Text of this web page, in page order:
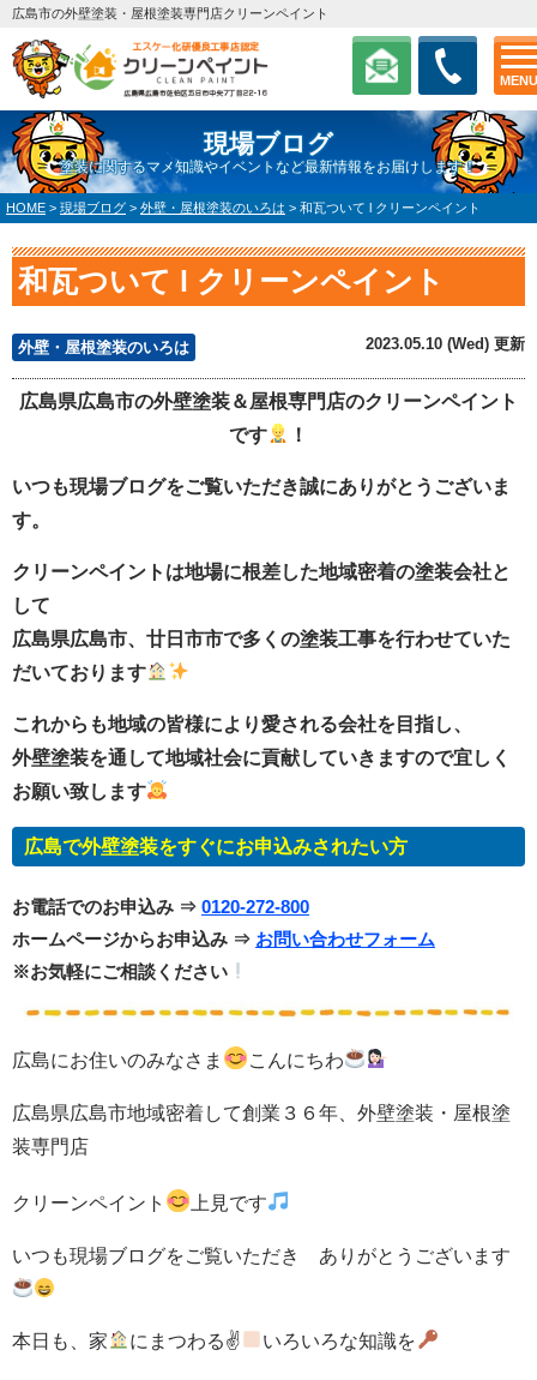
MENU
広島市の外壁塗装・屋根塗装専門店クリーンペイント
現場ブログ
塗装に関するマメ知識やイベントなど最新情報をお届けします！
HOME > 現場ブログ > 外壁・屋根塗装のいろは > 和瓦ついて l クリーンペイント
和瓦ついて l クリーンペイント
外壁・屋根塗装のいろは 2023.05.10 (Wed) 更新
広島県広島市の外壁塗装＆屋根専門店のクリーンペイント
です
！
いつも現場ブログをご覧いただき誠にありがとうございま
す。
クリーンペイントは地場に根差した地域密着の塗装会社と
して
広島県広島市、廿日市市で多くの塗装工事を行わせていた
だいております
これからも地域の皆様により愛される会社を目指し、
外壁塗装を通して地域社会に貢献していきますので宜しく
お願い致します
広島で外壁塗装をすぐにお申込みされたい方
お電話でのお申込み ⇒ 0120-272-800
ホームページからお申込み ⇒ お問い合わせフォーム
※お気軽にご相談ください
広島にお住いのみなさま こんにちわ
広島県広島市地域密着して創業３６年、外壁塗装・屋根塗
装専門店
クリーンペイント 上見です
いつも現場ブログをご覧いただき ありがとうございます
本日も、家 にまつわる✌ いろいろな知識を